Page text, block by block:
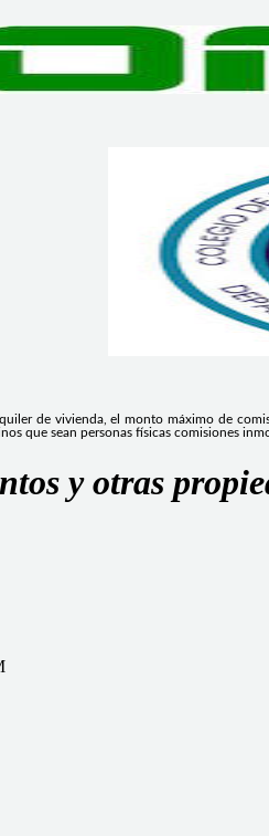
de vivienda, el monto máximo de
que sean personas físicas comisiones
y otras